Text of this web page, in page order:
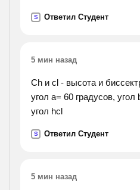
S Ответил Студент
5 мин назад
Ch и cl - высота и
угол a= 60 градусов, угол
угол hcl
S Ответил Студент
5 мин назад